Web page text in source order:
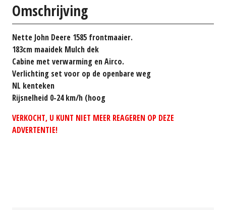
Omschrijving
Nette John Deere 1585 frontmaaier.
183cm maaidek Mulch dek
Cabine met verwarming en Airco.
Verlichting set voor op de openbare weg
NL kenteken
Rijsnelheid 0-24 km/h (hoog
VERKOCHT, U KUNT NIET MEER REAGEREN OP DEZE
ADVERTENTIE!